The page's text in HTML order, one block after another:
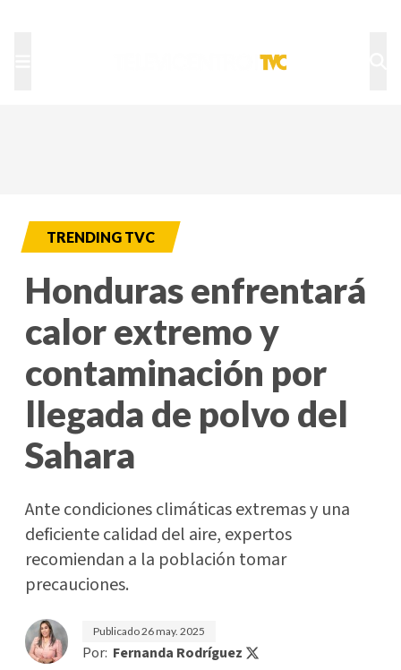
TRENDING TVC
Honduras enfrentará
calor extremo y
contaminación por
llegada de polvo del
Sahara
Ante condiciones climáticas extremas y una
deficiente calidad del aire, expertos
recomiendan a la población tomar
precauciones.
Publicado26 may. 2025
Por: Fernanda Rodríguez